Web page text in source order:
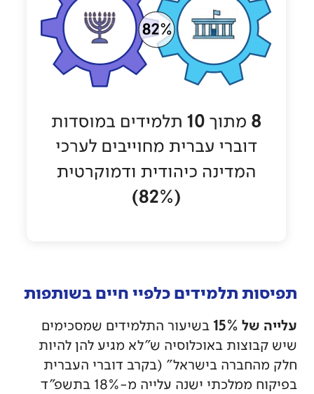
תפיסות תלמידים כלפיי חיים בשותפות
עלייה של 15%
בשיעור התלמידים שמסכימים
שיש קבוצות באוכלוסיה ש"לא מגיע להן להיות
חלק מהחברה בישראל" (בקרב דוברי העברית
בפיקוח ממלכתי ישנה עלייה מ-18% בתשפ"ד